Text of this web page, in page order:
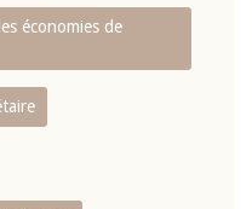
économies de